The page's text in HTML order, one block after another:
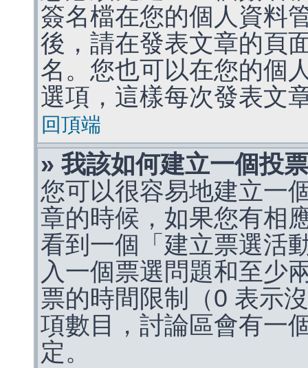
簽名檔在您的個人資料
後，請在發表文章的頁
名。您也可以在您的個
選項，這樣每次發表文
回頂端
» 我該如何建立一個投
您可以很容易地建立一
章的時候，如果您有相
看到一個「建立票選活
入一個票選問題和至少
票的時間限制（0 表示
項數目，討論區會有一
定。